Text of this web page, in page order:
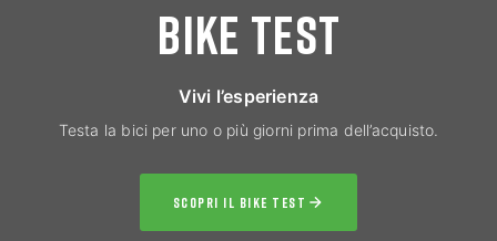
BIKE TEST
Vivi l’esperienza
Testa la bici per uno o più giorni prima dell’acquisto.
SCOPRI IL BIKE TEST